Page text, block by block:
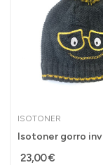
ISOTONER
23,00 €